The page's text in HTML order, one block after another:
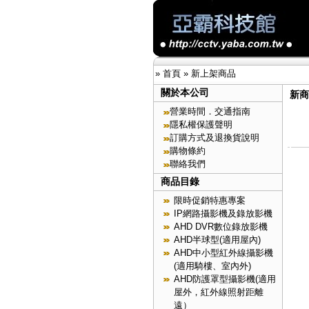
» 首頁 » 新上架商品
關於本公司
營業時間．交通指南
隱私權保護聲明
訂購方式及退換貨說明
購物條約
聯絡我們
商品目錄
限時促銷特惠專案
IP網路攝影機及錄放影機
AHD DVR數位錄放影機
AHD半球型(適用屋內)
AHD中小型紅外線攝影機
(適用騎樓、室內外)
AHD防護罩型攝影機(適用
屋外，紅外線照射距離
遠）
新